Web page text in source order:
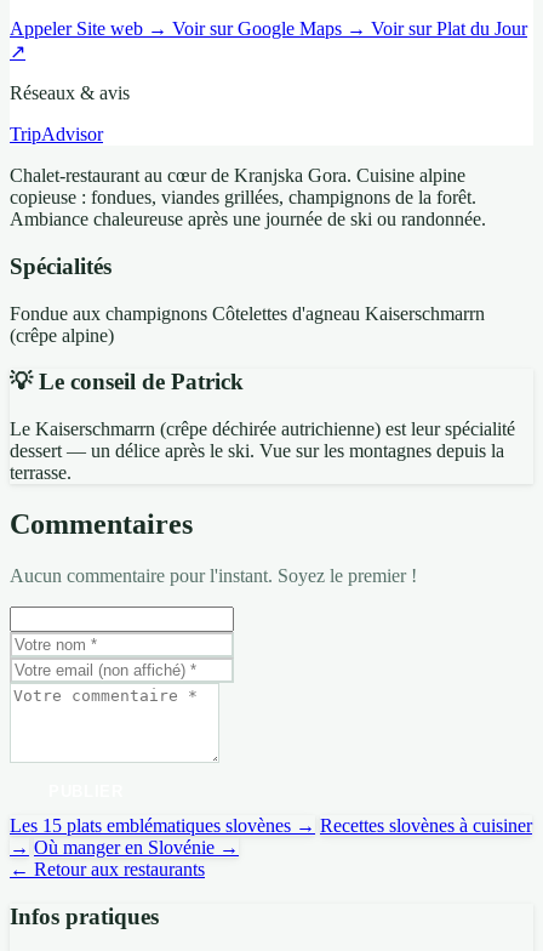
Appeler Site web → Voir sur Google Maps → Voir sur Plat du Jour
↗
Réseaux & avis
TripAdvisor
Chalet-restaurant au cœur de Kranjska Gora. Cuisine alpine
copieuse : fondues, viandes grillées, champignons de la forêt.
Ambiance chaleureuse après une journée de ski ou randonnée.
Spécialités
Fondue aux champignons Côtelettes d'agneau Kaiserschmarrn
(crêpe alpine)
💡 Le conseil de Patrick
Le Kaiserschmarrn (crêpe déchirée autrichienne) est leur spécialité
dessert — un délice après le ski. Vue sur les montagnes depuis la
terrasse.
Commentaires
Aucun commentaire pour l'instant. Soyez le premier !
Les 15 plats emblématiques slovènes → Recettes slovènes à cuisiner
→ Où manger en Slovénie →
← Retour aux restaurants
Infos pratiques